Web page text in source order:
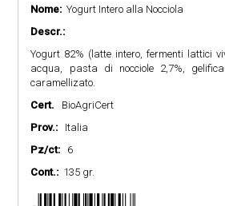
Nome: Yogurt Intero alla Nocciola
Descr.:
Yogurt 82% (latte intero, fermenti lattici
acqua, pasta di nocciole 2,7%,
caramellizato.
Cert. BioAgriCert
Prov.: Italia
Pz/ct: 6
Cont.: 135 gr.